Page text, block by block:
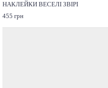
НАКЛЕЙКИ ВЕСЕЛІ ЗВІРІ
455 грн